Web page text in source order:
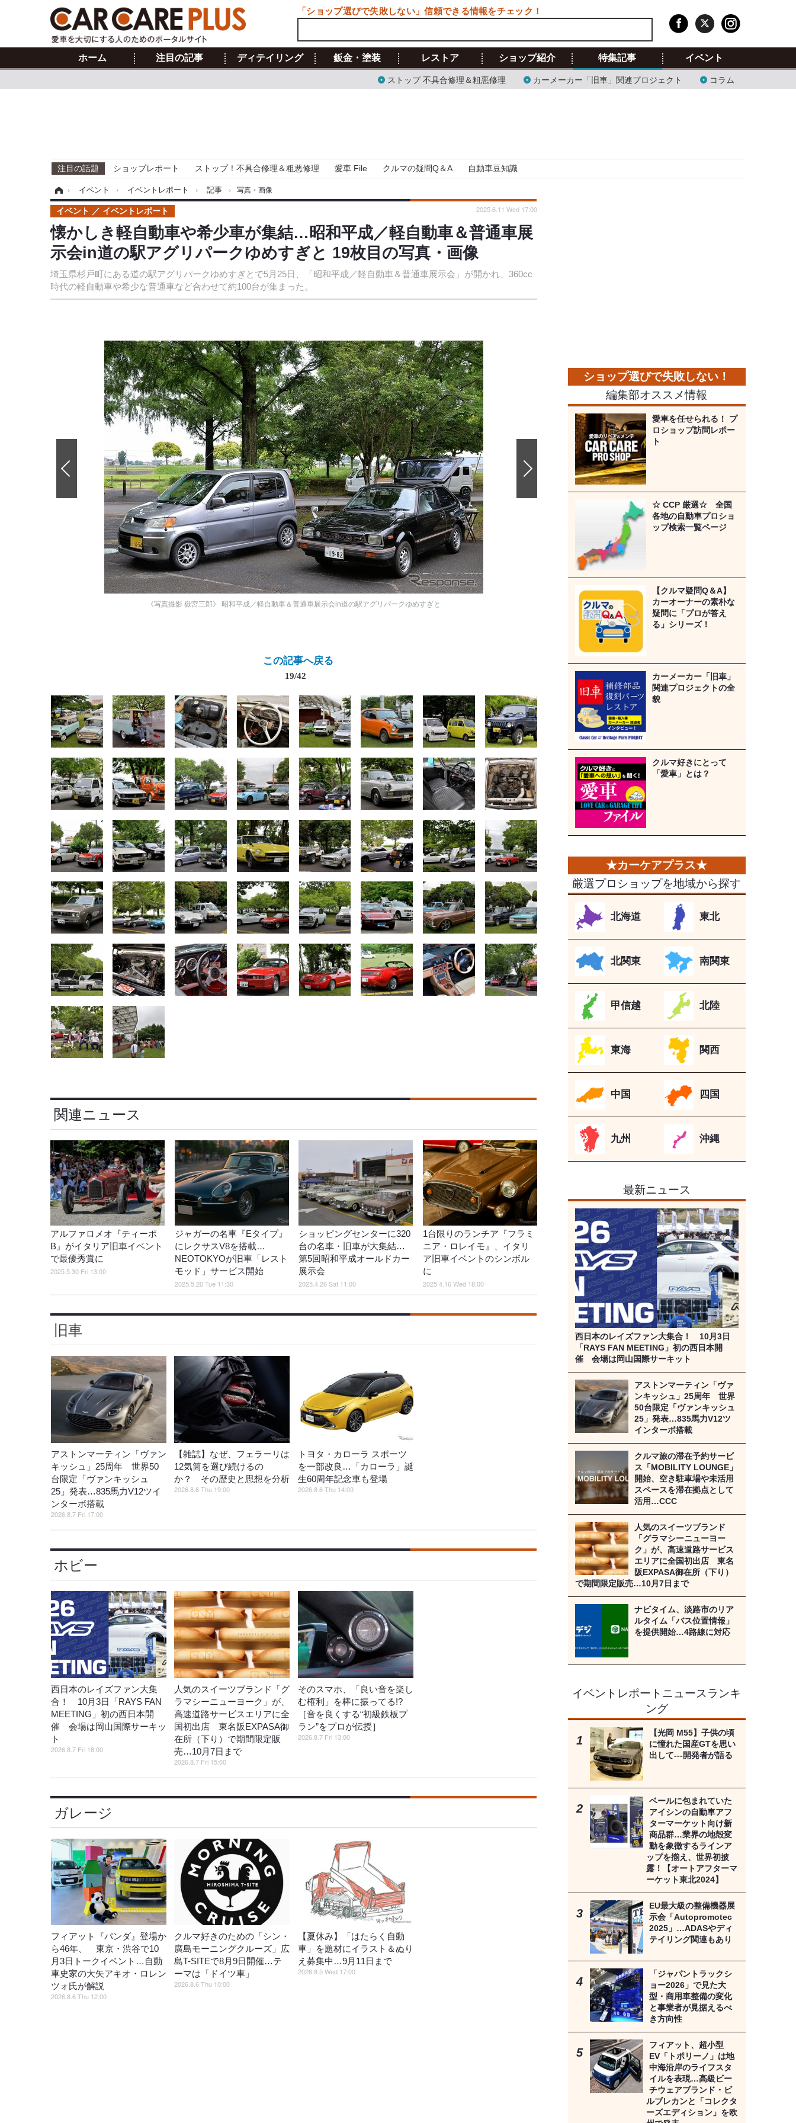
ホーム 注目の記事 ディテイリング 鈑金・塗装 レストア ショップ紹介 特集記事
ストップ 不具合修理＆粗悪修理 カーメーカー「旧車」関連プロジェクト コラム
イベント
注目の話題 ショップレポート ストップ！不具合修理＆粗悪修理 愛車 File クルマの疑問Q＆A 自動車豆知識
› イベント › イベントレポート › 記事 › 写真・画像
懐かしき軽自動車や希少車が集結…昭和平成／軽自動車＆普通車展
示会in道の駅アグリパークゆめすぎと 19枚目の写真・画像
埼玉県杉戸町にある道の駅アグリパークゆめすぎとで5月25日、「昭和平成／軽自動車＆普通車展示会」が開かれ、360cc
時代の軽自動車や希少な普通車など合わせて約100台が集まった。
イベント イベントレポート 2025.6.11 Wed 17:00
《写真撮影 嶽宮三郎》 昭和平成／軽自動車＆普通車展示会in道の駅アグリパークゆめすぎと
この記事へ戻る
19/42
関連ニュース
アルファロメオ『ティーポ
B』がイタリア旧車イベント
で最優秀賞に
2025.5.30 Fri 13:00
ジャガーの名車『Eタイプ』
にレクサスV8を搭載…
NEOTOKYOが旧車「レスト
モッド」サービス開始
2025.5.20 Tue 11:30
ショッピングセンターに320
台の名車・旧車が大集結…
第5回昭和平成オールドカー
展示会
2025.4.26 Sat 11:00
1台限りのランチア『フラミ
ニア・ロレイモ』、イタリ
ア旧車イベントのシンボル
に
2025.4.16 Wed 18:00
旧車
アストンマーティン「ヴァン
キッシュ」25周年 世界50
台限定「ヴァンキッシュ
25」発表…835馬力V12ツイ
ンターボ搭載
2026.8.7 Fri 17:00
【雑誌】なぜ、フェラーリは
12気筒を選び続けるの
か？ その歴史と思想を分析
2026.8.6 Thu 19:00
トヨタ・カローラ スポーツ
を一部改良…「カローラ」誕
生60周年記念車も登場
2026.8.6 Thu 14:00
ホビー
西日本のレイズファン大集
合！ 10月3日「RAYS FAN
MEETING」初の西日本開
催 会場は岡山国際サーキッ
ト
2026.8.7 Fri 18:00
人気のスイーツブランド「グ
ラマシーニューヨーク」が、
高速道路サービスエリアに全
国初出店 東名阪EXPASA御
在所（下り）で期間限定販
売…10月7日まで
2026.8.7 Fri 15:00
そのスマホ、「良い音を楽し
む権利」を棒に振ってる!?
［音を良くする“初級鉄板プ
ラン”をプロが伝授］
2026.8.7 Fri 13:00
ガレージ
フィアット『パンダ』登場か
ら46年、 東京・渋谷で10
月3日トークイベント…自動
車史家の大矢アキオ・ロレン
ツォ氏が解説
2026.8.6 Thu 12:00
クルマ好きのための「シン・
廣島モーニングクルーズ」広
島T-SITEで8月9日開催…テ
ーマは「ドイツ車」
2026.8.6 Thu 10:00
【夏休み】「はたらく自動
車」を題材にイラスト＆ぬり
え募集中…9月11日まで
2026.8.5 Wed 17:00
編集部オススメ情報
愛車を任せられる！ プ
ロショップ訪問レポー
ト
☆ CCP 厳選☆ 全国
各地の自動車プロショ
ップ検索一覧ページ
【クルマ疑問Q＆A】
カーオーナーの素朴な
疑問に「プロが答え
る」シリーズ！
カーメーカー「旧車」
関連プロジェクトの全
貌
クルマ好きにとって
「愛車」とは？
厳選プロショップを地域から探す
北海道 東北
北関東 南関東
甲信越 北陸
東海 関西
中国 四国
九州 沖縄
最新ニュース
西日本のレイズファン大集合！ 10月3日
「RAYS FAN MEETING」初の西日本開
催 会場は岡山国際サーキット
アストンマーティン「ヴァ
ンキッシュ」25周年 世界
50台限定「ヴァンキッシュ
25」発表…835馬力V12ツ
インターボ搭載
クルマ旅の滞在予約サービ
ス「MOBILITY LOUNGE」
開始、空き駐車場や未活用
スペースを滞在拠点として
活用…CCC
人気のスイーツブランド
「グラマシーニューヨー
ク」が、高速道路サービス
エリアに全国初出店 東名
阪EXPASA御在所（下り）
で期間限定販売…10月7日まで
ナビタイム、淡路市のリア
ルタイム「バス位置情報」
を提供開始…4路線に対応
イベントレポートニュースランキ
ング
【光岡 M55】子供の頃
に憧れた国産GTを思い
出して---開発者が語る
ベールに包まれていた
アイシンの自動車アフ
ターマーケット向け新
商品群…業界の地殻変
動を象徴するラインア
ップを揃え、世界初披
露！【オートアフターマ
ーケット東北2024】
EU最大級の整備機器展
示会「Autopromotec
2025」…ADASやディ
テイリング関連もあり
「ジャパントラックシ
ョー2026」で見た大
型・商用車整備の変化
と事業者が見据えるべ
き方向性
フィアット、超小型
EV「トポリーノ」は地
中海沿岸のライフスタ
イルを表現…高級ビー
チウェアブランド・ビ
ルブレカンと「コレクタ
ーズエディション」を欧
「ショップ選びで失敗しない」信頼できる情報をチェック！